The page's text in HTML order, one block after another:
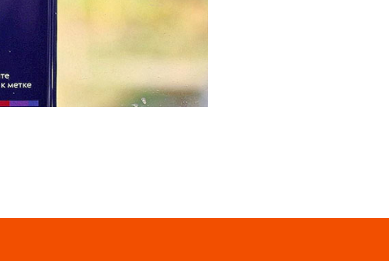
отобразится, останется лишь